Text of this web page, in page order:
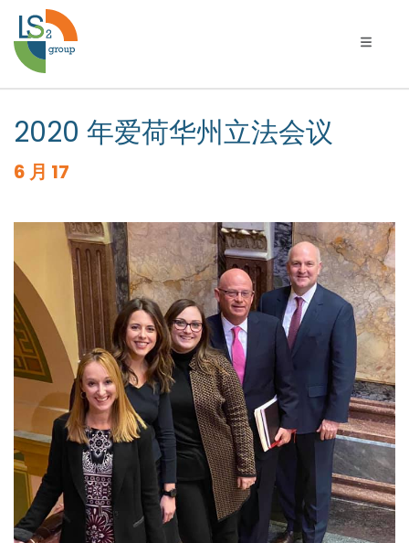
切换导
2020 年爱荷华州立法会议
6 月 17